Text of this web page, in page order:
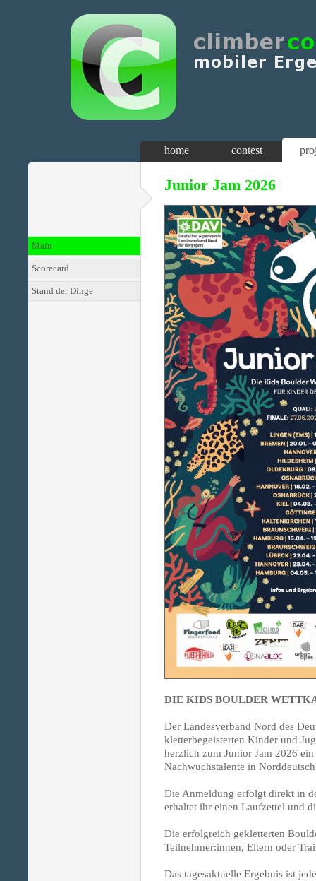
home contest
Main
Scorecard
Stand der Dinge
Junior Jam 2026
DIE KIDS BOULDER
Der Landesverband Nord des
kletterbegeisterten Kinder und
herzlich zum Junior Jam 2026
Nachwuchstalente in
Die Anmeldung erfolgt direkt in
erhaltet ihr einen Laufzettel und
Die erfolgreich gekletterten
Teilnehmer:innen, Eltern oder
Das tagesaktuelle Ergebnis ist